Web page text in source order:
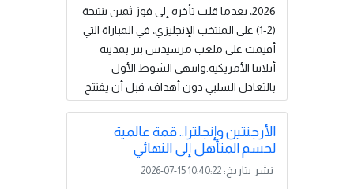
إقرأ المزيد2026، بعدما قلب تأخره إلى فوز ثمين بنتيجة
(2-1) على المنتخب الإنجليزي، في المباراة التي
أقيمت على ملعب مرسيدس بنز بمدينة
أتلانتا الأمريكية.وانتهى الشوط الأول
بالتعادل السلبي دون أهداف، قبل أن يفتتح
عبر لاعبه أنتوني غوردون، ليضع منتخب
"الأسود الثلاثة" في المقدمة.ونجح المنتخب
الأرجنتيني في العودة إلى أجواء اللقاء، بعدما
أدرك إنزو فرنانديز هدف التعادل في
الأرجنتين وإنجلترا.. قمة عالمية
لحسم المتأهل إلى النهائي
نشر بتاريخ:2026-07-15 10:40:22